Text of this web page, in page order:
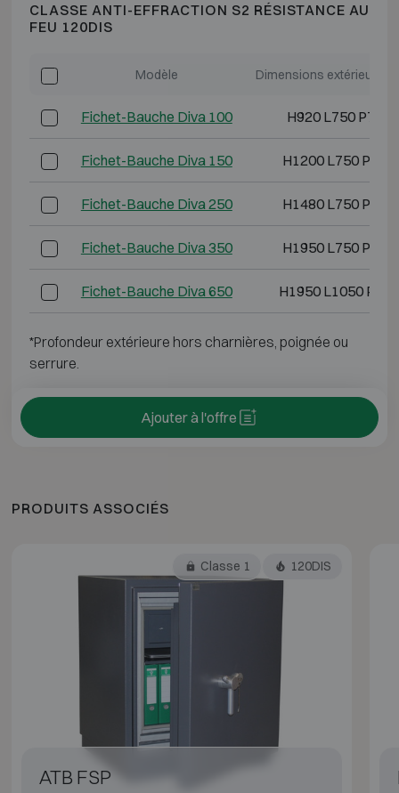
CLASSE ANTI-EFFRACTION S2 RÉSISTANCE AU
FEU 120DIS
Modèle Dimensions extérieures
Fichet-Bauche Diva 100 H920 L750 P790
Fichet-Bauche Diva 150 H1200 L750 P790
Fichet-Bauche Diva 250 H1480 L750 P790
Fichet-Bauche Diva 350 H1950 L750 P790
Fichet-Bauche Diva 650 H1950 L1050 P850
*Profondeur extérieure hors charnières, poignée ou
serrure.
Ajouter à l'offre
PRODUITS ASSOCIÉS
Classe 1 120DIS
ATB FSP